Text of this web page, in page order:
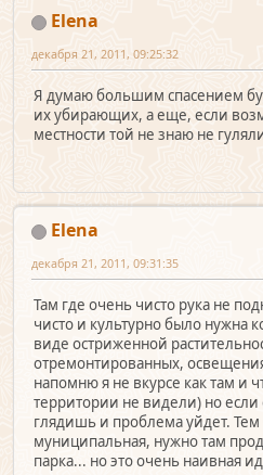
Elena
декабря 21, 2011, 09:25:32
Я думаю большим спасением
их убирающих, а еще, если
местности той не знаю не
Elena
декабря 21, 2011, 09:31:35
Там где очень чисто рука не
чисто и культурно было нужна
виде остриженной
отремонтированных,
напомню я не вкурсе как там и
территории не видели) но если
глядишь и проблема уйдет.
муниципальная, нужно там
парка... но это очень наивная